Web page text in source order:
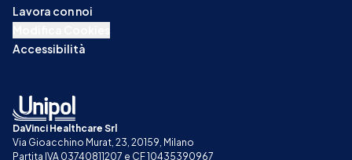
Lavora con noi
Accessibilità
DaVinci Healthcare Srl
Via Gioacchino Murat, 23, 20159, Milano
Partita IVA 03740811207 e CF 10435390967